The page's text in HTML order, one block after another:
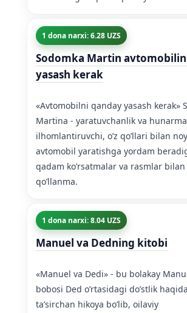
1 dona narxi: 6.28 UZS
Sodomka Martin
yasash kerak
«Avtomobilni qanday yasash kerak»
Martina - yaratuvchanlik va
ilhomlantiruvchi, o’z qo’llari bilan
avtomobil yaratishga yordam
qadam ko’rsatmalar va rasmlar
qo’llanma.
1 dona narxi: 8.04 UZS
Manuel va Dedning kitobi
«Manuel va Dedi» - bu bolakay
bobosi Ded o’rtasidagi do’stlik
ta’sirchan hikoya bo’lib, oilaviy